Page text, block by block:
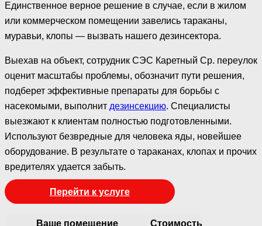
Единственное верное решение в случае, если в жилом
или коммерческом помещении завелись тараканы,
муравьи, клопы — вызвать нашего дезинсектора.
Выехав на объект, сотрудник СЭС Каретный Ср. переулок
оценит масштабы проблемы, обозначит пути решения,
подберет эффективные препараты для борьбы с
насекомыми, выполнит дезинсекцию. Специалисты
выезжают к клиентам полностью подготовленными.
Используют безвредные для человека яды, новейшее
оборудование. В результате о тараканах, клопах и прочих
вредителях удается забыть.
Перейти к услуге
Ваше помещение
Стоимость